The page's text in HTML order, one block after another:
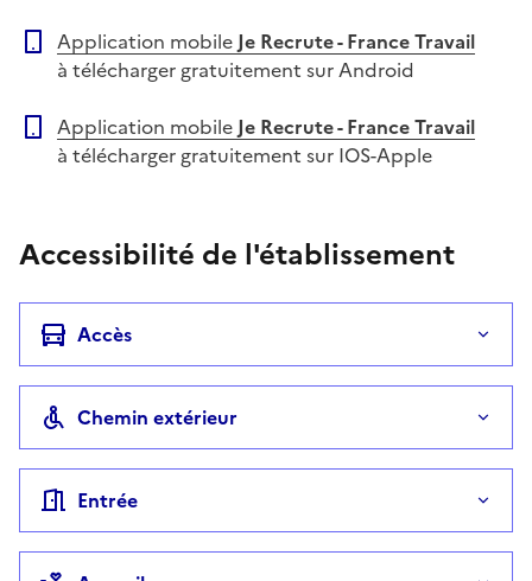
Application mobile Je Recrute - France Travail
à télécharger gratuitement sur Android
Application mobile Je Recrute - France Travail
à télécharger gratuitement sur IOS-Apple
Accessibilité de l'établissement
Accès
Chemin extérieur
Entrée